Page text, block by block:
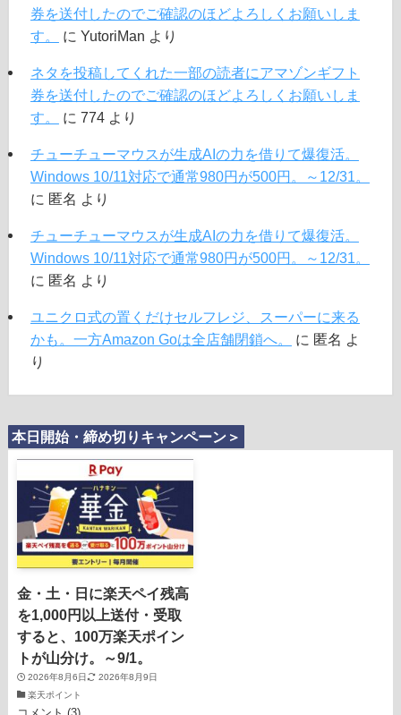
券を送付したのでご確認のほどよろしくお願いしま
す。
に YutoriMan より
ネタを投稿してくれた一部の読者にアマゾンギフト
券を送付したのでご確認のほどよろしくお願いしま
す。
に 774より
チューチューマウスが生成AIの力を借りて爆復活。
Windows 10/11対応で通常980円が500円。～12/31。
に 匿名 より
チューチューマウスが生成AIの力を借りて爆復活。
Windows 10/11対応で通常980円が500円。～12/31。
に 匿名 より
ユニクロ式の置くだけセルフレジ、スーパーに来る
かも。一方Amazon Goは全店舗閉鎖へ。
に 匿名 よ
り
本日開始・締め切りキャンペーン＞
金・土・日に楽天ペイ残高
を1,000円以上送付・受取
すると、100万楽天ポイン
トが山分け。～9/1。
2026年8月6日
2026年8月9日
楽天ポイント